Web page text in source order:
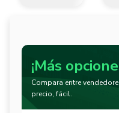
¡Más
Compara entre
precio, fácil.